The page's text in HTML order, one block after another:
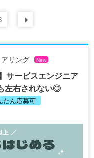
リング New
サービスエンジニア
左右されない◎
たん応募可